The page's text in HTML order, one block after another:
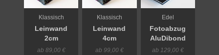
Klassisch
Leinwand
2cm
ab 89,00 €
Klassisch
Leinwand
4cm
ab 99,00 €
Edel
Fotoabzug
AluDibond
ab 129,00 €